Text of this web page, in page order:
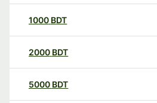
1000 BDT
2000 BDT
5000 BDT